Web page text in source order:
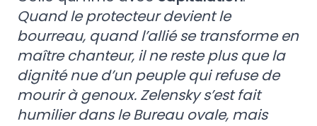
Quand le protecteur devient le
bourreau, quand l’allié se transforme en
maître chanteur, il ne reste plus que la
dignité nue d’un peuple qui refuse de
mourir à genoux. Zelensky s’est fait
humilier dans le Bureau ovale, mais